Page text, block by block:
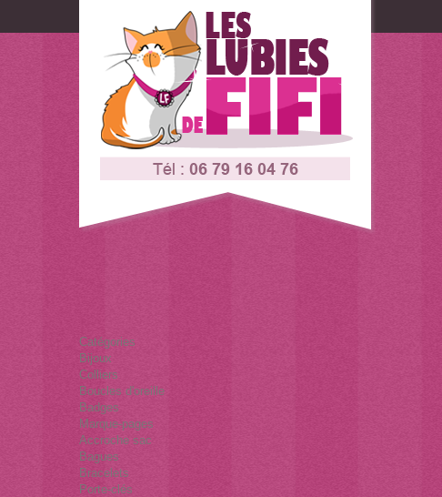
Contactez-nous
Catégories
Bijoux
Colliers
Boucles d'oreille
Badges
Marque-pages
Accroche sac
Bagues
Bracelets
Porte-clés